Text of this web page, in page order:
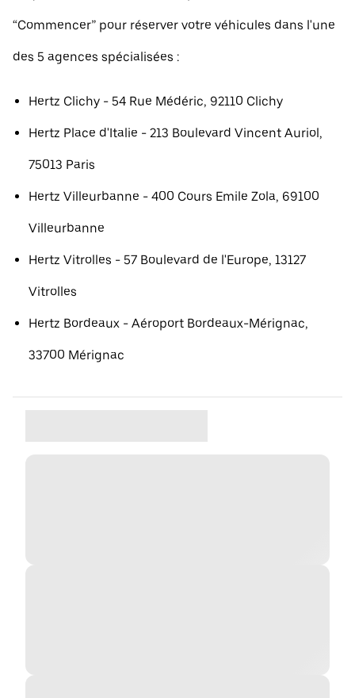
“Commencer” pour réserver votre véhicules dans l'une
des 5 agences spécialisées :
Hertz Clichy - 54 Rue Médéric, 92110 Clichy
Hertz Place d'Italie - 213 Boulevard Vincent Auriol,
75013 Paris
Hertz Villeurbanne - 400 Cours Emile Zola, 69100
Villeurbanne
Hertz Vitrolles - 57 Boulevard de l'Europe, 13127
Vitrolles
Hertz Bordeaux - Aéroport Bordeaux-Mérignac,
33700 Mérignac